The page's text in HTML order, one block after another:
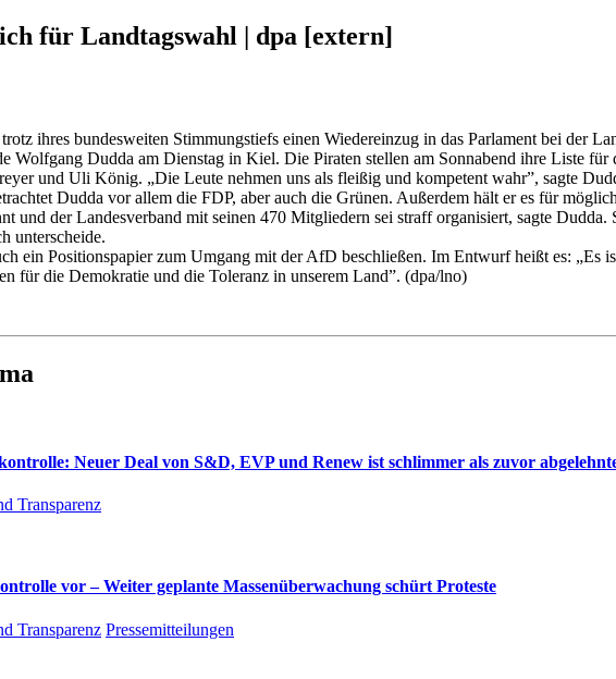
für Landtagswahl | dpa [extern]
ihres bundesweiten Stimmungstiefs einen Wiedereinzug in das Parlament bei der
Wolfgang Dudda am Dienstag in Kiel. Die Piraten stellen am Sonnabend ihre Liste
und Uli König. „Die Leute nehmen uns als fleißig und kompetent wahr”, sagte
Dudda vor allem die FDP, aber auch die Grünen. Außerdem hält er es für
und der Landesverband mit seinen 470 Mitgliedern sei straff organisiert, sagte
unterscheide.
ein Positionspapier zum Umgang mit der AfD beschließen. Im Entwurf heißt es: „Es
für die Demokratie und die Toleranz in unserem Land”. (dpa/lno)
Neuer Deal von S&D, EVP und Renew ist schlimmer als zuvor
Transparenz
vor – Weiter geplante Massenüberwachung schürt Proteste
Transparenz Pressemitteilungen